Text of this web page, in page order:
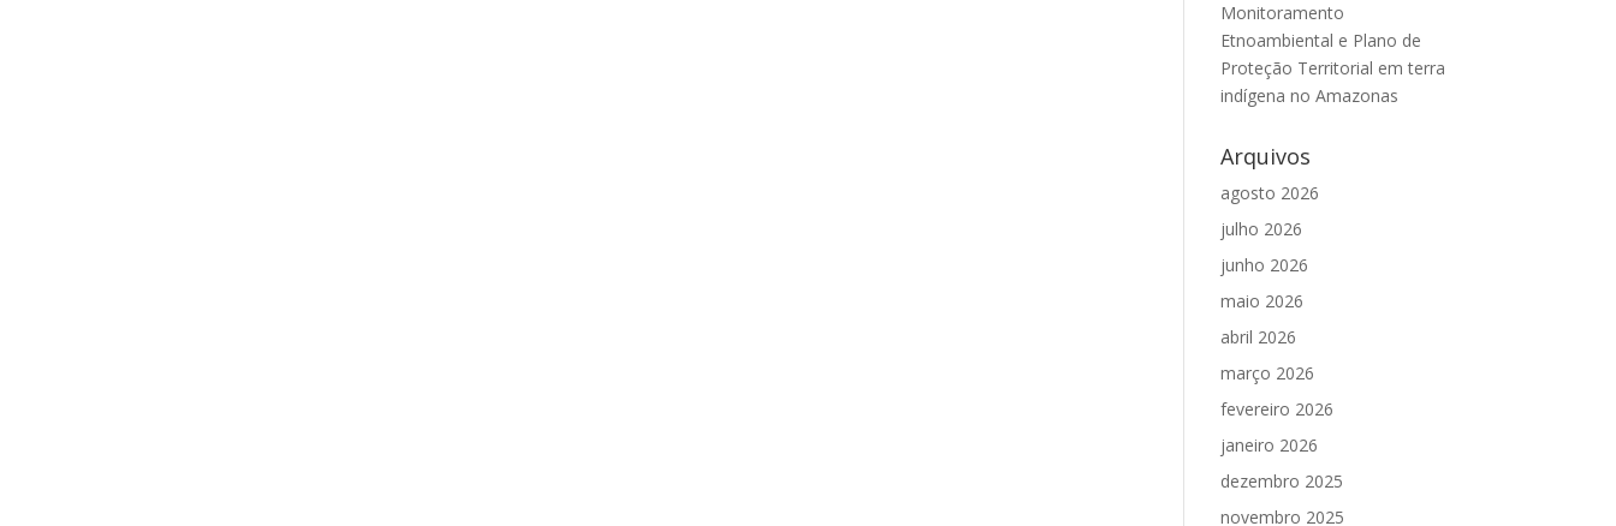
Monitoramento
Etnoambiental e Plano de
Proteção Territorial em terra
indígena no Amazonas
Arquivos
agosto 2026
julho 2026
junho 2026
maio 2026
abril 2026
março 2026
fevereiro 2026
janeiro 2026
dezembro 2025
novembro 2025